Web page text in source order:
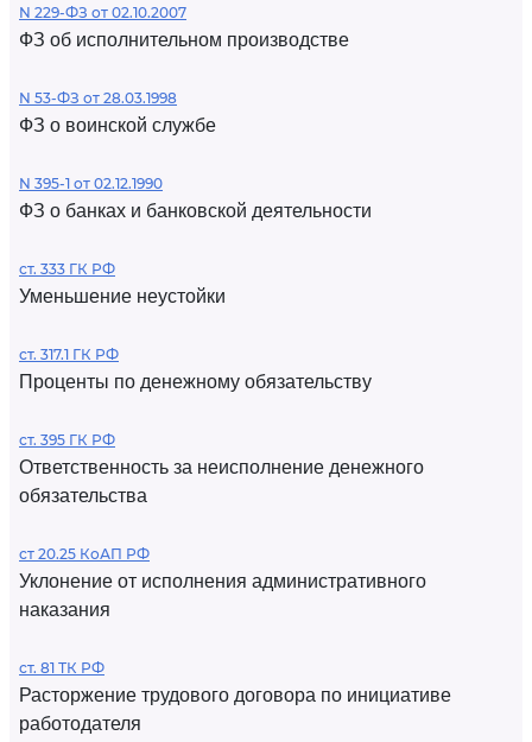
N 229-ФЗ от 02.10.2007
ФЗ об исполнительном производстве
N 53-ФЗ от 28.03.1998
ФЗ о воинской службе
N 395-1 от 02.12.1990
ФЗ о банках и банковской деятельности
ст. 333 ГК РФ
Уменьшение неустойки
ст. 317.1 ГК РФ
Проценты по денежному обязательству
ст. 395 ГК РФ
Ответственность за неисполнение денежного
обязательства
ст 20.25 КоАП РФ
Уклонение от исполнения административного
наказания
ст. 81 ТК РФ
Расторжение трудового договора по инициативе
работодателя